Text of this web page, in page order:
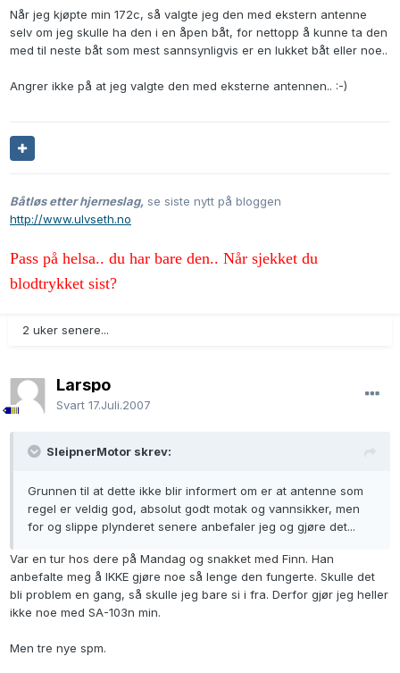
Når jeg kjøpte min 172c, så valgte jeg den med ekstern antenne
selv om jeg skulle ha den i en åpen båt, for nettopp å kunne ta den
med til neste båt som mest sannsynligvis er en lukket båt eller noe..
Angrer ikke på at jeg valgte den med eksterne antennen.. :-)
Båtløs etter hjerneslag, se siste nytt på bloggen
http://www.ulvseth.no
Pass på helsa.. du har bare den.. Når sjekket du
blodtrykket sist?
2 uker senere...
Larspo
Svart 17.Juli.2007
SleipnerMotor skrev:
Grunnen til at dette ikke blir informert om er at antenne som
regel er veldig god, absolut godt motak og vannsikker, men
for og slippe plynderet senere anbefaler jeg og gjøre det...
Var en tur hos dere på Mandag og snakket med Finn. Han
anbefalte meg å IKKE gjøre noe så lenge den fungerte. Skulle det
bli problem en gang, så skulle jeg bare si i fra. Derfor gjør jeg heller
ikke noe med SA-103n min.
Men tre nye spm.